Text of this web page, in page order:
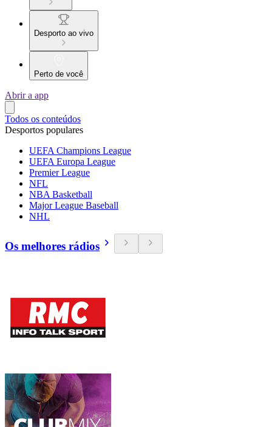
Desporto ao vivo
Perto de você
Abrir a app
Todos os conteúdos
Desportos populares
UEFA Champions League
UEFA Europa League
Premier League
NFL
NBA Basketball
Major League Baseball
NHL
Os melhores rádios